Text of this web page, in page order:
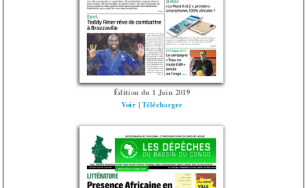
Édition du 1 Juin 2019
Voir |Télécharger